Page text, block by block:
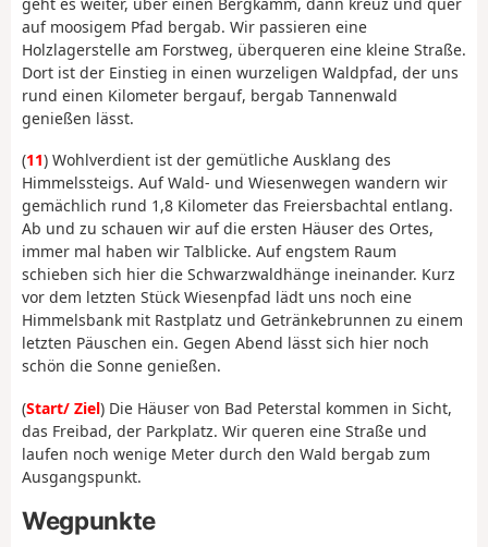
auf moosigem Pfad bergab. Wir passieren eine
Holzlagerstelle am Forstweg, überqueren eine kleine Straße.
Dort ist der Einstieg in einen wurzeligen Waldpfad, der uns
rund einen Kilometer bergauf, bergab Tannenwald
genießen lässt.
(11) Wohlverdient ist der gemütliche Ausklang des
Himmelssteigs. Auf Wald- und Wiesenwegen wandern wir
gemächlich rund 1,8 Kilometer das Freiersbachtal entlang.
Ab und zu schauen wir auf die ersten Häuser des Ortes,
immer mal haben wir Talblicke. Auf engstem Raum
schieben sich hier die Schwarzwaldhänge ineinander. Kurz
vor dem letzten Stück Wiesenpfad lädt uns noch eine
Himmelsbank mit Rastplatz und Getränkebrunnen zu einem
letzten Päuschen ein. Gegen Abend lässt sich hier noch
schön die Sonne genießen.
(Start/ Ziel) Die Häuser von Bad Peterstal kommen in Sicht,
das Freibad, der Parkplatz. Wir queren eine Straße und
laufen noch wenige Meter durch den Wald bergab zum
Ausgangspunkt.
Wegpunkte